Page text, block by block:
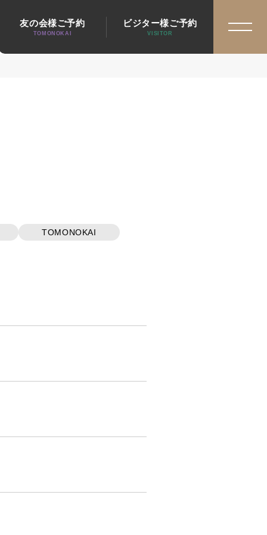
友の会様ご予約
TOMONOKAI
ビジター様ご予約
VISITOR
TOMONOKAI